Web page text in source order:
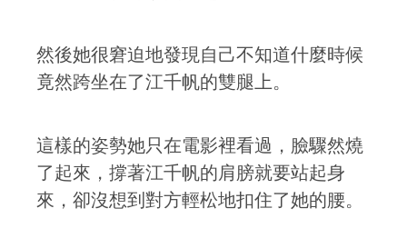
然後她很窘迫地發現自己不知道什麼時候
竟然跨坐在了江千帆的雙腿上。
這樣的姿勢她只在電影裡看過，臉驟然燒
了起來，撐著江千帆的肩膀就要站起身
來，卻沒想到對方輕松地扣住了她的腰。